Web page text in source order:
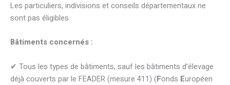
Les particuliers, indivisions et conseils départementaux ne
sont pas éligibles
Bâtiments concernés :
✔ Tous les types de bâtiments, sauf les bâtiments d’élevage
déjà couverts par le FEADER (mesure 411) (Fonds Européen